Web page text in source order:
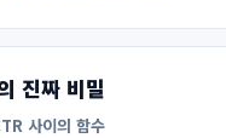
진짜 비밀
사이의 함수